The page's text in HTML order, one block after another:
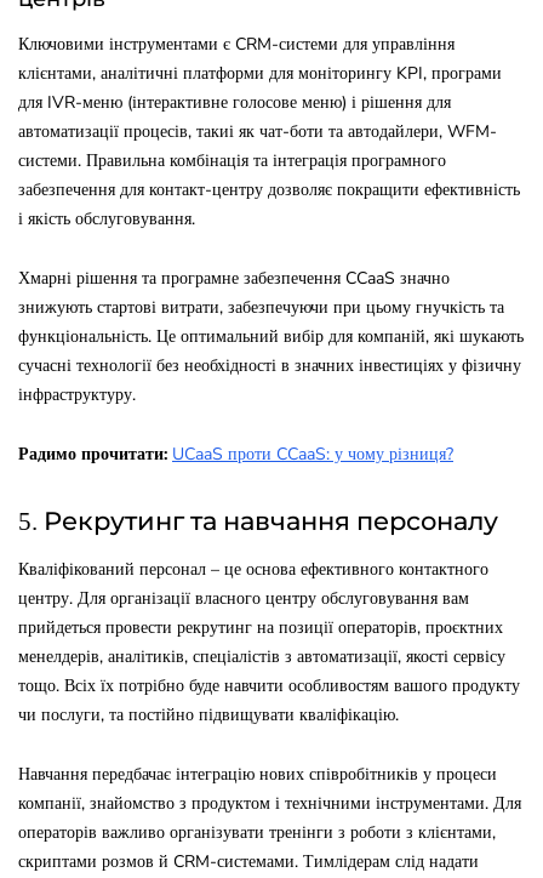
Ключовими інструментами є CRM-системи для управління
клієнтами, аналітичні платформи для моніторингу KPI, програми
для IVR-меню (інтерактивне голосове меню) і рішення для
автоматизації процесів, такиі як чат-боти та автодайлери, WFM-
системи. Правильна комбінація та інтеграція програмного
забезпечення для контакт-центру дозволяє покращити ефективність
і якість обслуговування.
Хмарні рішення та програмне забезпечення CCaaS значно
знижують стартові витрати, забезпечуючи при цьому гнучкість та
функціональність. Це оптимальний вибір для компаній, які шукають
сучасні технології без необхідності в значних інвестиціях у фізичну
інфраструктуру.
Радимо прочитати: UCaaS проти CCaaS: у чому різниця?
5. Рекрутинг та навчання персоналу
Кваліфікований персонал – це основа ефективного контактного
центру. Для організації власного центру обслуговування вам
прийдеться провести рекрутинг на позиції операторів, проєктних
менелдерів, аналітиків, спеціалістів з автоматизації, якості сервісу
тощо. Всіх їх потрібно буде навчити особливостям вашого продукту
чи послуги, та постійно підвищувати кваліфікацію.
Навчання передбачає інтеграцію нових співробітників у процеси
компанії, знайомство з продуктом і технічними інструментами. Для
операторів важливо організувати тренінги з роботи з клієнтами,
скриптами розмов й CRM-системами. Тимлідерам слід надати